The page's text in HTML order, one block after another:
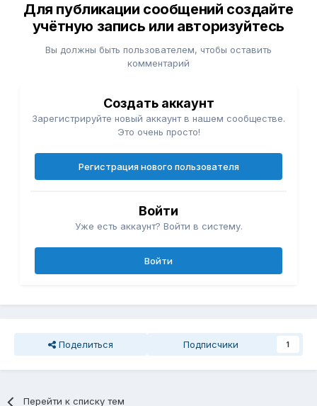
Для публикации сообщений создайте
учётную запись или авторизуйтесь
Вы должны быть пользователем, чтобы оставить
комментарий
Создать аккаунт
Зарегистрируйте новый аккаунт в нашем сообществе.
Это очень просто!
Регистрация нового пользователя
Войти
Уже есть аккаунт? Войти в систему.
Войти
Поделиться Подписчики 1
Перейти к списку тем